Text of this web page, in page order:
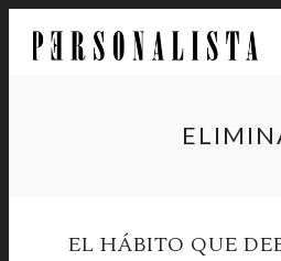
EL HÁBITO QUE